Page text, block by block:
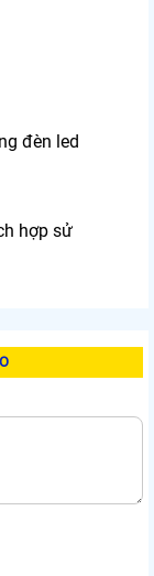
đèn led
hợp sử